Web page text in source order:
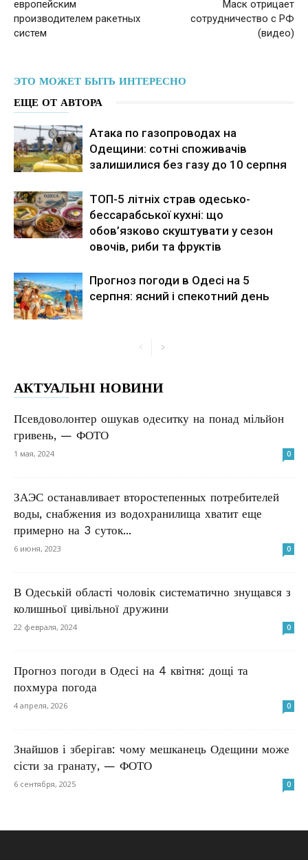
европейским
производителем ракетных
систем
Маск отрицает
сотрудничество с РФ
(видео)
ЭТО МОЖЕТ БЫТЬ ИНТЕРЕСНО
ЕЩЕ ОТ АВТОРА
Атака по газопроводах на
Одещини: сотні споживачів
залишилися без газу до 10 серпня
ТОП-5 літніх страв одесько-
бессарабської кухні: що
обов’язково скуштувати у сезон
овочів, риби та фруктів
Прогноз погоди в Одесі на 5
серпня: ясний і спекотний день
АКТУАЛЬНІ НОВИНИ
Псевдоволонтер ошукав одеситку на понад мільйон
гривень, — ФОТО
1 мая, 2024 0
ЗАЭС останавливает второстепенных потребителей
воды, снабжения из водохранилища хватит еще
примерно на 3 суток...
6 июня, 2023 0
В Одеській області чоловік систематично знущався з
колишньої цивільної дружини
22 февраля, 2024 0
Прогноз погоди в Одесі на 4 квітня: дощі та
похмура погода
4 апреля, 2026 0
Знайшов і зберігав: чому мешканець Одещини може
сісти за гранату, — ФОТО
6 сентября, 2025 0